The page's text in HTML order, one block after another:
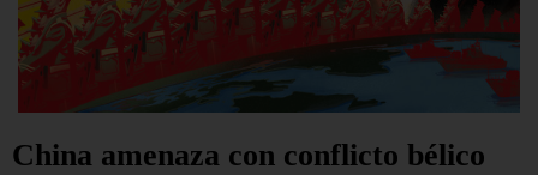
China amenaza con conflicto bélico